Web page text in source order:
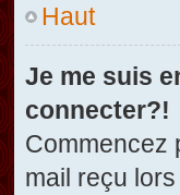
Haut
Je me suis
connecter?!
Commencez
mail reçu